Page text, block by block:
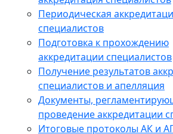
Периодическая
специалистов
Подготовка к прохождению
аккредитации специалистов
Получение результатов
специалистов и апелляция
Документы,
проведение аккредитации
Итоговые протоколы АК и